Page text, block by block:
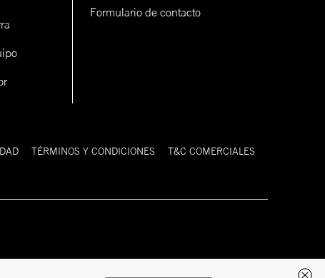
Formulario de contacto
TÉRMINOS Y CONDICIONES T&C COMERCIALES